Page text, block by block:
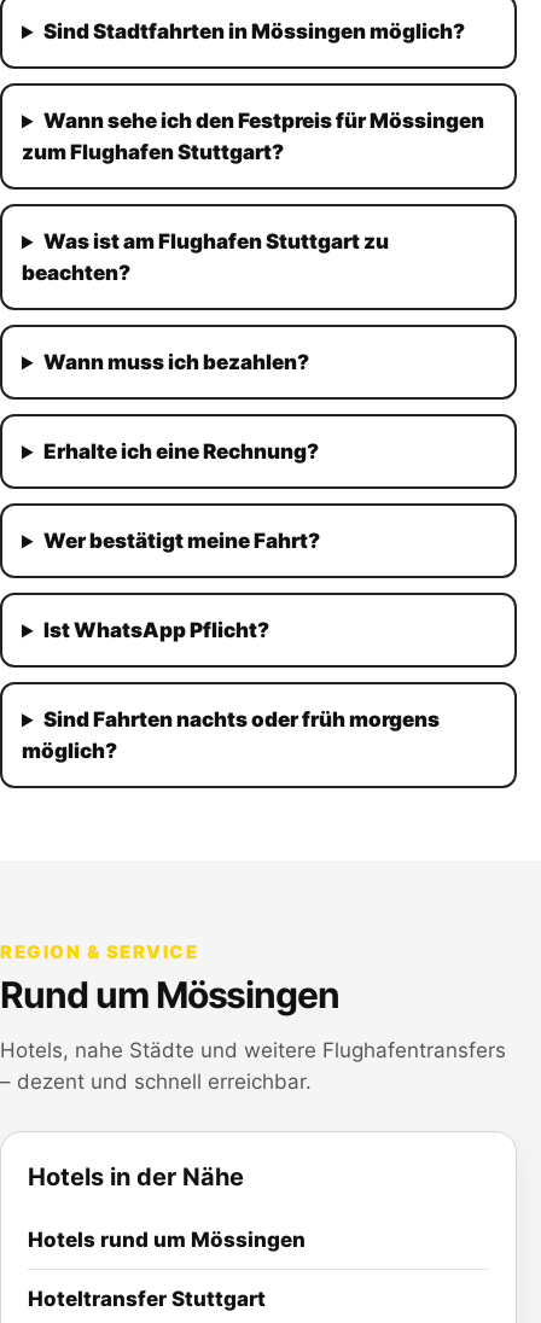
Sind Stadtfahrten in Mössingen möglich?
Wann sehe ich den Festpreis für Mössingen
zum Flughafen Stuttgart?
Was ist am Flughafen Stuttgart zu
beachten?
Wann muss ich bezahlen?
Erhalte ich eine Rechnung?
Wer bestätigt meine Fahrt?
Ist WhatsApp Pflicht?
Sind Fahrten nachts oder früh morgens
möglich?
REGION & SERVICE
Rund umMössingen
Hotels, nahe Städte und weitere Flughafentransfers
– dezent und schnell erreichbar.
Hotels in der Nähe
Hotels rund um Mössingen
Hoteltransfer Stuttgart